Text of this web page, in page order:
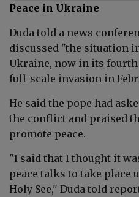
Peace in Ukraine
Duda told a news
discussed "the situation
Ukraine, now in its fourth
full-scale invasion in
He said the pope had
the conflict and praised
promote peace.
"I said that I thought it
peace talks to take place
Holy See," Duda told